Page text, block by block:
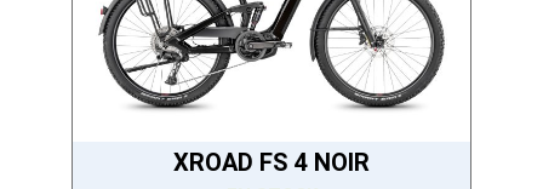
XROAD FS 4 NOIR